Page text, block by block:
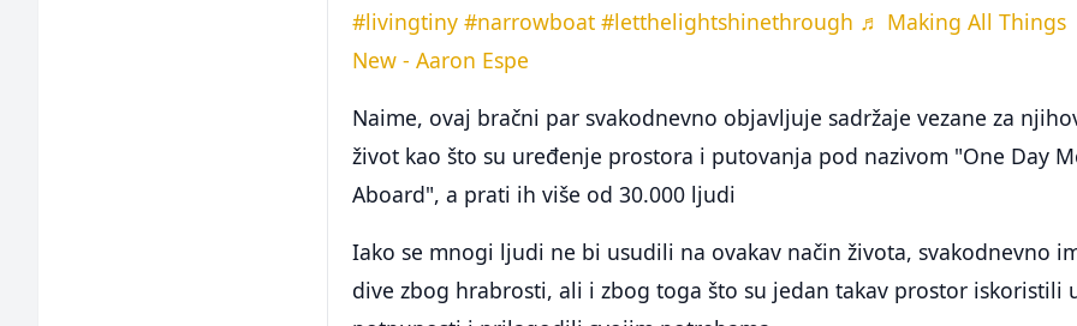
#livingtiny #narrowboat #letthelightshinethrough ♬ Making All Things
New - Aaron Espe
Naime, ovaj bračni par svakodnevno objavljuje sadržaje vezane za
život kao što su uređenje prostora i putovanja pod nazivom "One Day
Aboard", a prati ih više od 30.000 ljudi
Iako se mnogi ljudi ne bi usudili na ovakav način života, svakodnevno
dive zbog hrabrosti, ali i zbog toga što su jedan takav prostor iskoristili